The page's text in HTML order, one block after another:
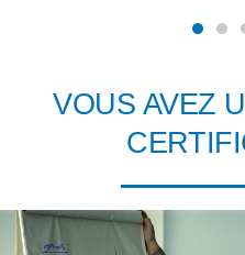
VOUS AVEZ